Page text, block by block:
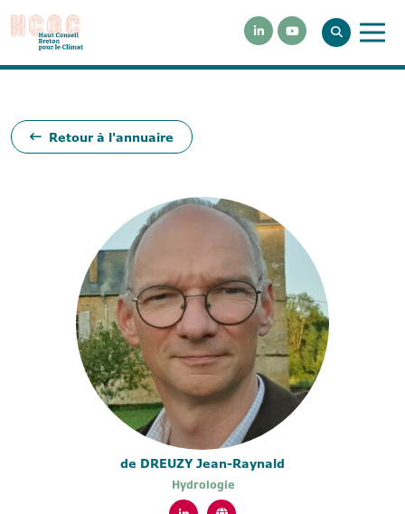
Retour à l'annuaire
de DREUZY Jean-Raynald
Hydrologie